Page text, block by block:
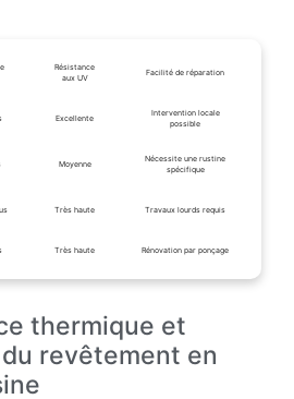
Résistance
aux UV
Facilité de réparation
Excellente
Intervention locale
possible
Moyenne
Nécessite une rustine
spécifique
Très haute Travaux lourds requis
Très haute Rénovation par ponçage
thermique et
revêtement en